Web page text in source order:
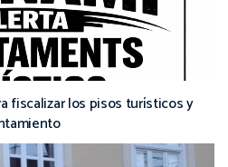
fiscalizar los pisos turísticos y